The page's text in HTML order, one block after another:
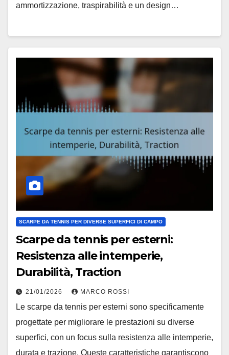
ammortizzazione, traspirabilità e un design…
SCARPE DA TENNIS PER DIVERSE SUPERFICI DI CAMPO
Scarpe da tennis per esterni:
Resistenza alle intemperie,
Durabilità, Traction
21/01/2026 MARCO ROSSI
Le scarpe da tennis per esterni sono specificamente
progettate per migliorare le prestazioni su diverse
superfici, con un focus sulla resistenza alle intemperie,
durata e trazione. Queste caratteristiche garantiscono